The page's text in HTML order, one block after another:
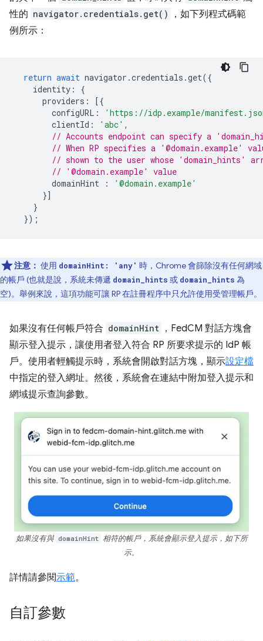
性的 navigator.credentials.get()
，如下列程式碼範
例所示：
return await navigator .credentials .get({
identity :
{
providers :
[{
configURL :
'https://idp.example/
clientId : 'abc' ,
// Accounts endpoint can specify a
// When RP specifies a '@domain.example'
// shown to the user whose 'domain_hints'
// '@domain.example' value
domainHint
:
'@domain.example'
}]
}
});
注意： 使用 domainHint: 'any' 時，Chrome 會篩除沒有任何網域
的帳戶 (也就是說，系統未傳遞 domain_hints 或 domain_hints 為
空)。舉例來說，這項功能可讓 RP 在註冊程序中只允許使用受管理帳戶。
如果沒有任何帳戶符合 domainHint
，FedCM 對話方塊會
顯示登入提示，讓使用者登入符合 RP 所要求提示的 IdP 帳
戶。使用者輕觸提示時，系統會開啟對話方塊，顯示設定檔
中指定的登入網址。然後，系統會在連結中附加登入提示和
網域提示查詢參數。
如果沒有與 domainHint 相符的帳戶，系統會顯示登入提示，如下所
示。
詳情請參閱示範。
自訂參數